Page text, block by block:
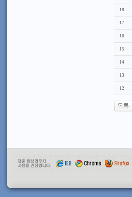
18
17
16
15
14
13
12
목록